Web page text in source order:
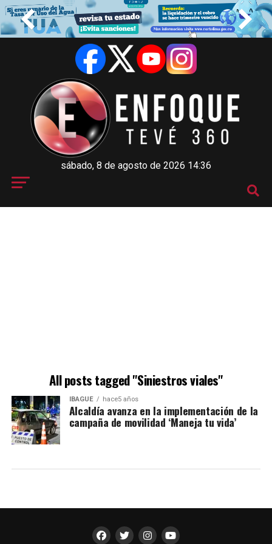
sábado, 8 de agosto de 2026 14:36
All posts tagged "Siniestros viales"
IBAGUÉ hace5 años
Alcaldía avanza en la implementación de la
campaña de movilidad ‘Maneja tu vida’